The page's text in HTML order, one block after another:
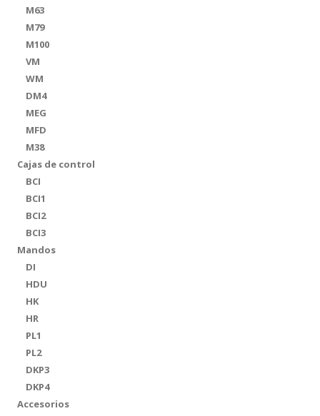
M63
M79
M100
VM
WM
DM4
MEG
MFD
M38
Cajas de control
BCI
BCI1
BCI2
BCI3
Mandos
DI
HDU
HK
HR
PL1
PL2
DKP3
DKP4
Accesorios